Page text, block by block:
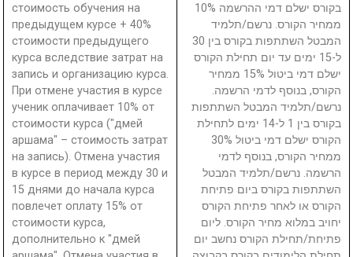
стоимость обучения на
предыдущем курсе + 40%
стоимости предыдущего
курса вследствие затрат на
запись и организацию курса.
При отмене участия в курсе
ученик оплачивает 10% от
стоимости курса ("дмей
аршама" – стоимость затрат
на запись). Отмена участия
в курсе в период между 30 и
15 днями до начала курса
повлечет оплату 15% от
стоимости курса,
дополнительно к "дмей
בקורס ישלם דמי ההרשמה 10%
ממחיר הקורס. נרשם/תלמיד
המבטל השתתפות בקורס בין 30
ל-15 ימים עד יום תחילת הקורס
ישלם דמי ביטול 15% ממחיר
הקורס, בנוסף לדמי הרשמה.
נרשם/תלמיד המבטל השתתפות
בקורס בין 1 ל-14 ימים לתחילת
הקורס ישלם דמי ביטול 30%
ממחיר הקורס, בנוסף לדמי
הרשמה. נרשם/תלמיד המבטל
השתתפות בקורס ביום פתיחת
הקורס או לאחר פתיחת הקורס
יחויב במלוא מחיר הקורס. ליום
פתיחת/תחילת הקורס נחשב יום